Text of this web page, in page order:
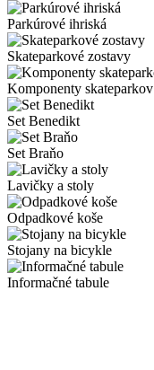
Parkúrové ihriská
Skateparkové zostavy
Komponenty skateparkov
Set Benedikt
Set Braňo
Lavičky a stoly
Odpadkové koše
Stojany na bicykle
Informačné tabule